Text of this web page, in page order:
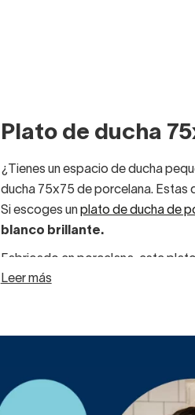
Plato de ducha
¿Tienes un espacio de ducha
ducha 75x75 de porcelana. Estas
Si escoges un plato de ducha de
blanco brillante.
Fabricado en porcelana, este
tener mayor altura que los
El acabado blanco brillo
Ayuda adar sensación de
Leer más